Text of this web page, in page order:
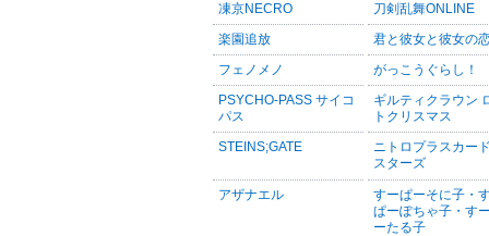
凍京NECRO 刀剣乱舞ONLINE
楽園追放 君と彼女と彼女の
フェノメノ がっこうぐらし！
PSYCHO-PASS サイコ
パス
ギルティクラウン
トクリスマス
STEINS;GATE
ニトロプラスカー
スターズ
アザナエル
すーぱーそに子・
ぱーぽちゃ子・す
ーたる子